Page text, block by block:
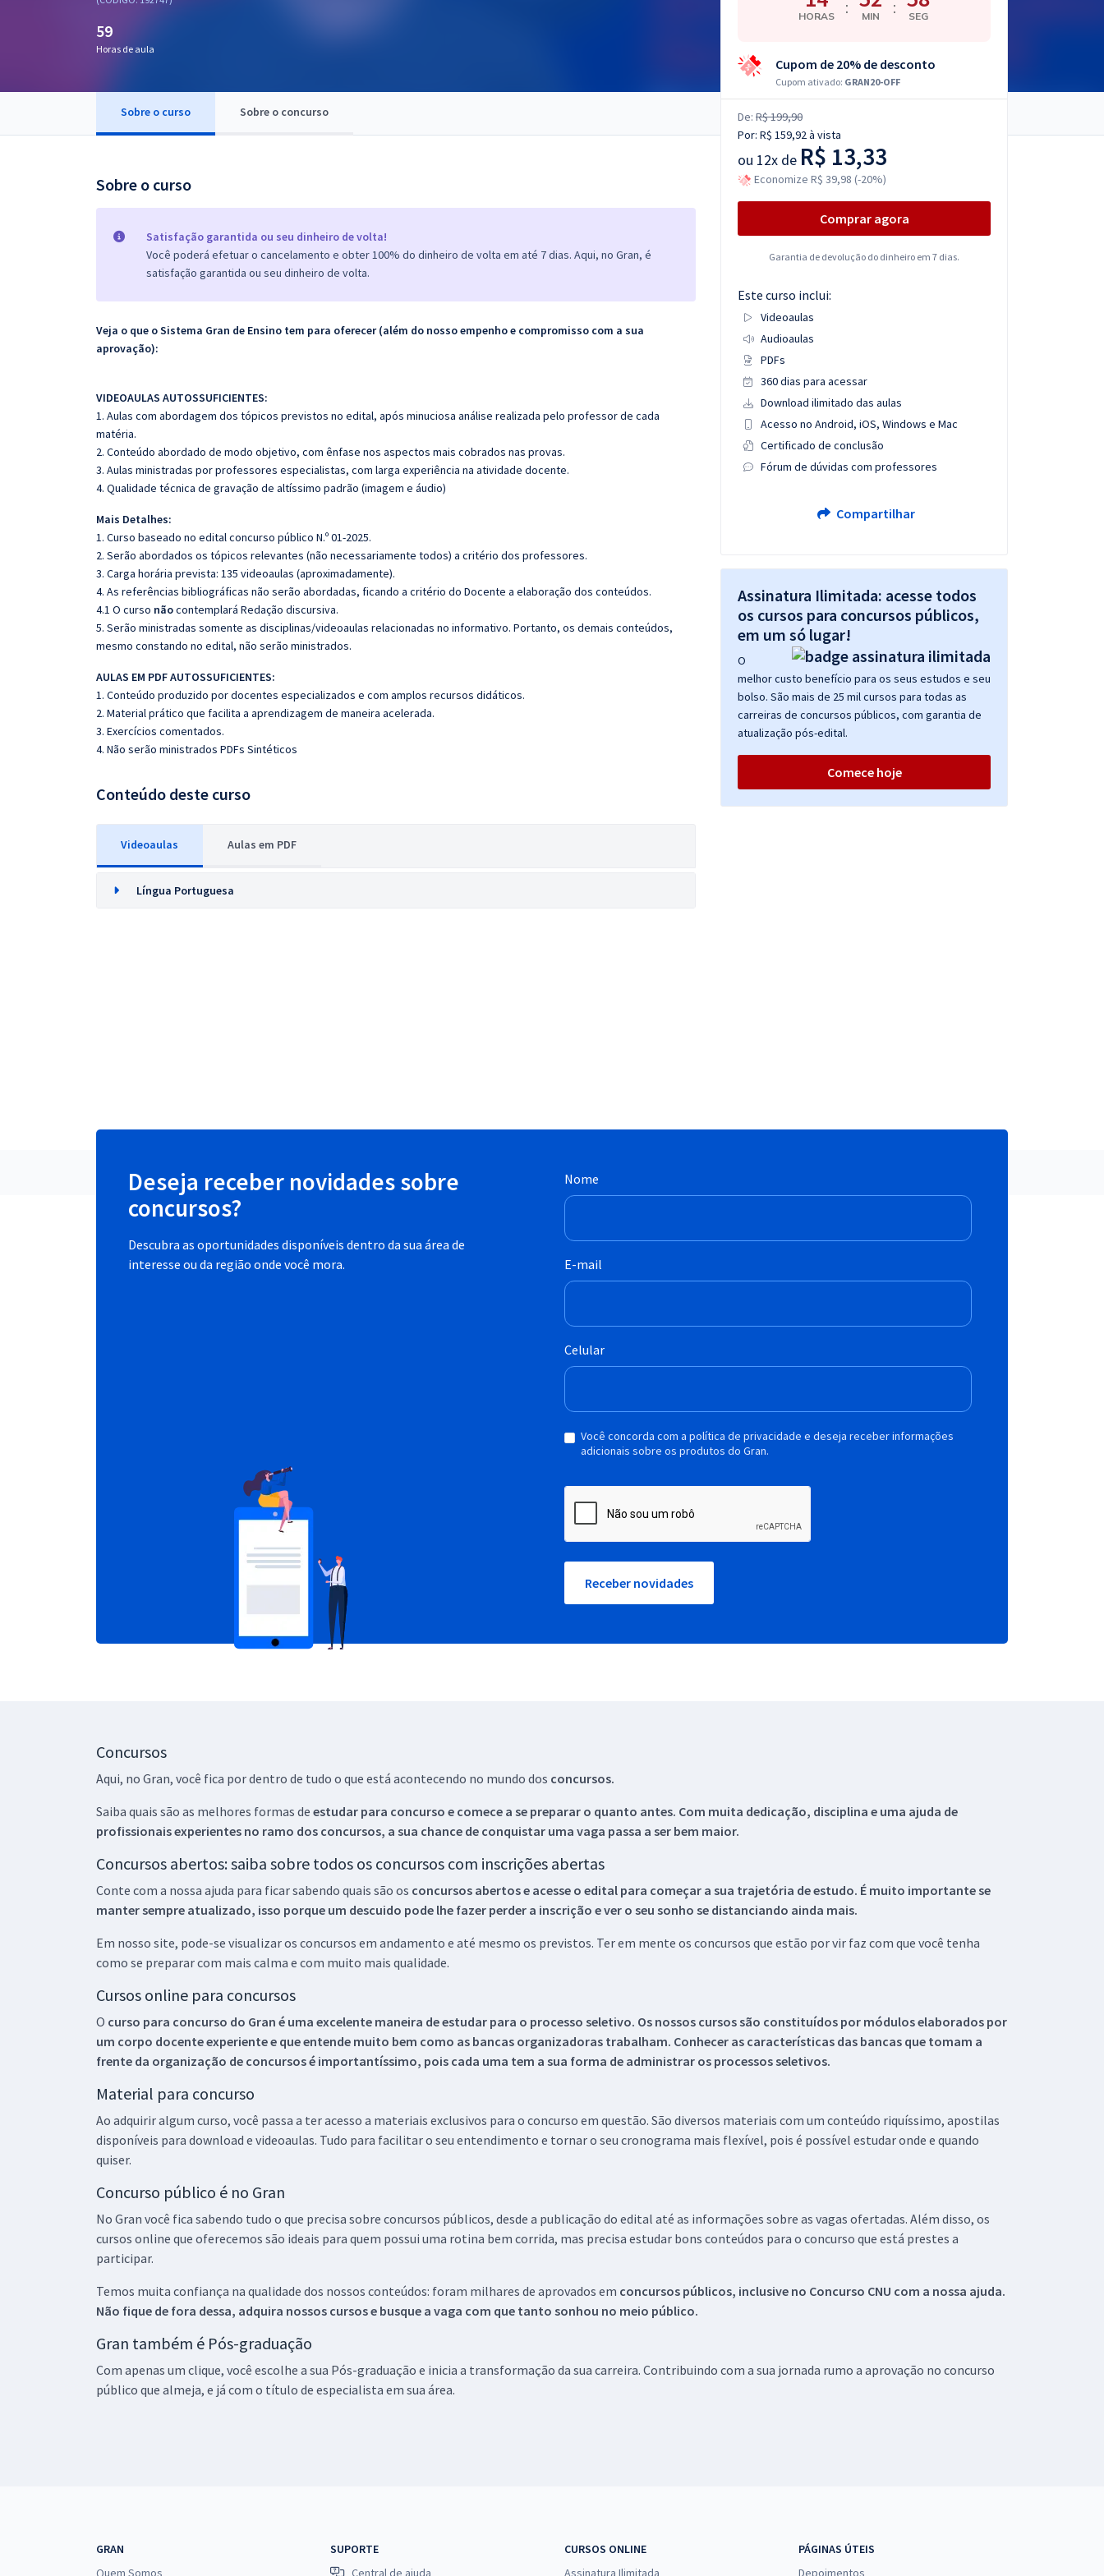
OAB
59
Horas de aula
Sobre o curso Sobre o concurso
Sobre o curso
Satisfação garantida ou seu dinheiro de volta!
Você poderá efetuar o cancelamento e obter 100% do dinheiro de volta em até 7 dias. Aqui, no Gran, é
satisfação garantida ou seu dinheiro de volta.
Veja o que o Sistema Gran de Ensino tem para oferecer (além do nosso empenho e compromisso com a sua
aprovação):
VIDEOAULAS AUTOSSUFICIENTES:
1. Aulas com abordagem dos tópicos previstos no edital, após minuciosa análise realizada pelo professor de cada
matéria.
2. Conteúdo abordado de modo objetivo, com ênfase nos aspectos mais cobrados nas provas.
3. Aulas ministradas por professores especialistas, com larga experiência na atividade docente.
4. Qualidade técnica de gravação de altíssimo padrão (imagem e áudio)
Mais Detalhes:
1. Curso baseado no edital concurso público N.º 01-2025.
2. Serão abordados os tópicos relevantes (não necessariamente todos) a critério dos professores.
3. Carga horária prevista: 135 videoaulas (aproximadamente).
4. As referências bibliográficas não serão abordadas, ficando a critério do Docente a elaboração dos conteúdos.
4.1 O curso nãocontemplará Redação discursiva.
5. Serão ministradas somente as disciplinas/videoaulas relacionadas no informativo. Portanto, os demais conteúdos,
mesmo constando no edital, não serão ministrados.
AULAS EM PDF AUTOSSUFICIENTES:
1. Conteúdo produzido por docentes especializados e com amplos recursos didáticos.
2. Material prático que facilita a aprendizagem de maneira acelerada.
3. Exercícios comentados.
4. Não serão ministrados PDFs Sintéticos
Conteúdo deste curso
Videoaulas Aulas em PDF
Língua Portuguesa
HORAS : MIN : SEG
Cupom de 20% de desconto
Cupom ativado: GRAN20-OFF
De: R$ 199,90
Por: R$ 159,92à vista
ou 12x de R$ 13,33
Economize R$ 39,98 (-20%)
Comprar agora
Garantia de devolução do dinheiro em 7 dias.
Este curso inclui:
Videoaulas
Audioaulas
PDFs
360 dias para acessar
Download ilimitado das aulas
Acesso no Android, iOS, Windows e Mac
Certificado de conclusão
Fórum de dúvidas com professores
Compartilhar
Assinatura Ilimitada: acesse todos
os cursos para concursos públicos,
em um só lugar!
O
melhor custo benefício para os seus estudos e seu
bolso. São mais de 25 mil cursos para todas as
carreiras de concursos públicos, com garantia de
atualização pós-edital.
Comece hoje
Deseja receber novidades sobre
concursos?
Descubra as oportunidades disponíveis dentro da sua área de
interesse ou da região onde você mora.
Nome
E-mail
Celular
Você concorda com a política de privacidade e deseja receber informações
adicionais sobre os produtos do Gran.
Receber novidades
Concursos
Aqui, no Gran, você fica por dentro de tudo o que está acontecendo no mundo dos concursos.
Saiba quais são as melhores formas de estudar para concurso e comece a se preparar o quanto antes. Com muita dedicação, disciplina e uma ajuda de
profissionais experientes no ramo dos concursos, a sua chance de conquistar uma vaga passa a ser bem maior.
Concursos abertos: saiba sobre todos os concursos com inscrições abertas
Conte com a nossa ajuda para ficar sabendo quais são os concursos abertos e acesse o edital para começar a sua trajetória de estudo. É muito importante se
manter sempre atualizado, isso porque um descuido pode lhe fazer perder a inscrição e ver o seu sonho se distanciando ainda mais.
Em nosso site, pode-se visualizar os concursos em andamento e até mesmo os previstos. Ter em mente os concursos que estão por vir faz com que você tenha
como se preparar com mais calma e com muito mais qualidade.
Cursos online para concursos
O curso para concurso do Gran é uma excelente maneira de estudar para o processo seletivo. Os nossos cursos são constituídos por módulos elaborados por
um corpo docente experiente e que entende muito bem como as bancas organizadoras trabalham. Conhecer as características das bancas que tomam a
frente da organização de concursos é importantíssimo, pois cada uma tem a sua forma de administrar os processos seletivos.
Material para concurso
Ao adquirir algum curso, você passa a ter acesso a materiais exclusivos para o concurso em questão. São diversos materiais com um conteúdo riquíssimo, apostilas
disponíveis para download e videoaulas. Tudo para facilitar o seu entendimento e tornar o seu cronograma mais flexível, pois é possível estudar onde e quando
quiser.
Concurso público é no Gran
No Gran você fica sabendo tudo o que precisa sobre concursos públicos, desde a publicação do edital até as informações sobre as vagas ofertadas. Além disso, os
cursos online que oferecemos são ideais para quem possui uma rotina bem corrida, mas precisa estudar bons conteúdos para o concurso que está prestes a
participar.
Temos muita confiança na qualidade dos nossos conteúdos: foram milhares de aprovados em concursos públicos, inclusive no Concurso CNU com a nossa ajuda.
Não fique de fora dessa, adquira nossos cursos e busque a vaga com que tanto sonhou no meio público.
Gran também é Pós-graduação
Com apenas um clique, você escolhe a sua Pós-graduação e inicia a transformação da sua carreira. Contribuindo com a sua jornada rumo a aprovação no concurso
público que almeja, e já com o título de especialista em sua área.
GRAN
Quem Somos
SUPORTE
Central de ajuda
CURSOS ONLINE
Assinatura Ilimitada
PÁGINAS ÚTEIS
Depoimentos